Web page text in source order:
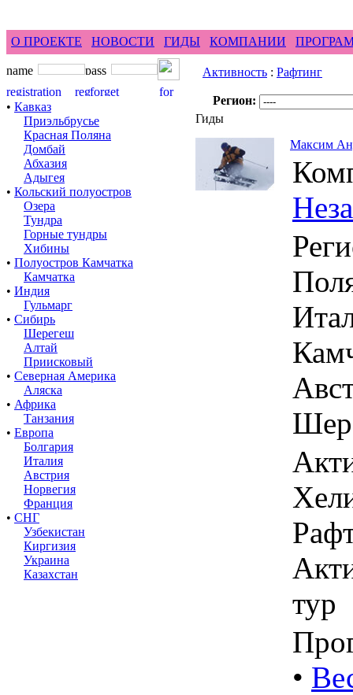
О ПРОЕКТЕ НОВОСТИ ГИДЫ КОМПАНИИ
• Кавказ
Приэльбрусье
Красная Поляна
Домбай
Абхазия
Адыгея
• Кольский полуостров
Озера
Тундра
Горные тундры
Хибины
• Полуостров Камчатка
Камчатка
• Индия
Гульмарг
• Сибирь
Шерегеш
Алтай
Приисковый
• Северная Америка
Аляска
• Африка
Танзания
• Европа
Болгария
Италия
Австрия
Норвегия
Франция
• СНГ
Узбекистан
Киргизия
Украина
Казахстан
Активность : Рафтинг
Регион:
Гиды
Максим
тур
•